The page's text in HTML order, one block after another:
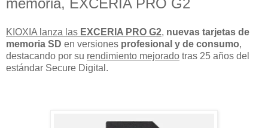
memoria, EXCERIA PRO G2
KIOXIA lanza las EXCERIA PRO G2, nuevas tarjetas de
memoria SD en versiones profesional y de consumo,
destacando por su rendimiento mejorado tras 25 años del
estándar Secure Digital.